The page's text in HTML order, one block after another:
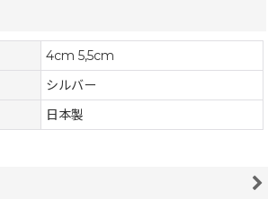
4cm 5,5cm
シルバー
日本製